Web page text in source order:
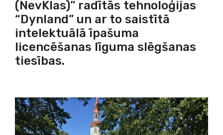
(NevKlas)” radītās tehnoloģijas
“Dynland” un ar to saistītā
intelektuālā īpašuma
licencēšanas līguma slēgšanas
tiesības.